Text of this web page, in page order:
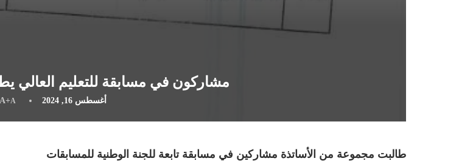
مشاركون في مسابقة للتعليم العالي
أغسطس 16, 2024 A-
طالبت مجموعة من الأساتذة مشاركين في مسابقة تابعة للجنة الوطنية للمسابقات